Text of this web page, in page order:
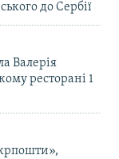
до Сербії
Валерія
ресторані 1